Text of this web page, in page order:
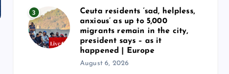
3
Ceuta residents ‘sad, helpless,
anxious’ as up to 5,000
migrants remain in the city,
president says – as it
happened | Europe
August 6, 2026